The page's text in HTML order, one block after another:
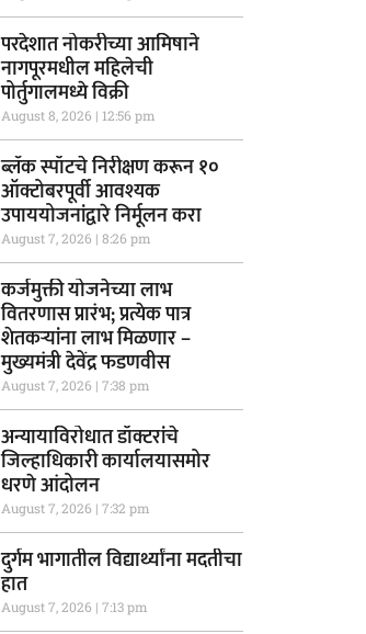
परदेशात नोकरीच्या आमिषाने
नागपूरमधील महिलेची
पोर्तुगालमध्ये विक्री
August 8, 2026 12:56 pm
ब्लॅक स्पॉटचे निरीक्षण करून १०
ऑक्टोबरपूर्वी आवश्यक
उपाययोजनांद्वारे निर्मूलन करा
August 7, 2026 8:26 pm
कर्जमुक्ती योजनेच्या लाभ
वितरणास प्रारंभ; प्रत्येक पात्र
शेतकऱ्यांना लाभ मिळणार –
मुख्यमंत्री देवेंद्र फडणवीस
August 7, 2026 7:38 pm
अन्यायाविरोधात डॉक्टरांचे
जिल्हाधिकारी कार्यालयासमोर
धरणे आंदोलन
August 7, 2026 7:32 pm
दुर्गम भागातील विद्यार्थ्यांना मदतीचा
हात
August 7, 2026 7:13 pm